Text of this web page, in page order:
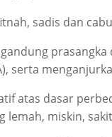
sadis dan
serta
atas dasar
miskin,